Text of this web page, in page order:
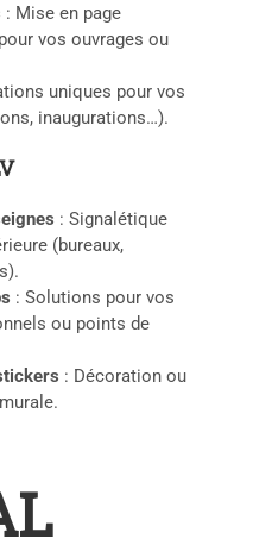
: Mise en page
vos ouvrages ou
uniques pour vos
inaugurations…).
: Signalétique
(bureaux,
: Solutions pour vos
ou points de
: Décoration ou